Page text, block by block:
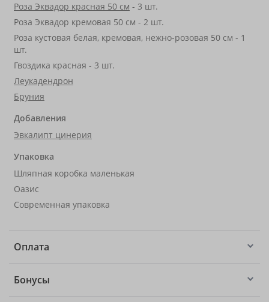
Роза Эквадор красная 50 см - 3 шт.
Роза Эквадор кремовая 50 см - 2 шт.
Роза кустовая белая, кремовая, нежно-розовая 50 см - 1
шт.
Гвоздика красная - 3 шт.
Леукадендрон
Бруния
Добавления
Эвкалипт цинерия
Упаковка
Шляпная коробка маленькая
Оазис
Современная упаковка
Оплата
Бонусы